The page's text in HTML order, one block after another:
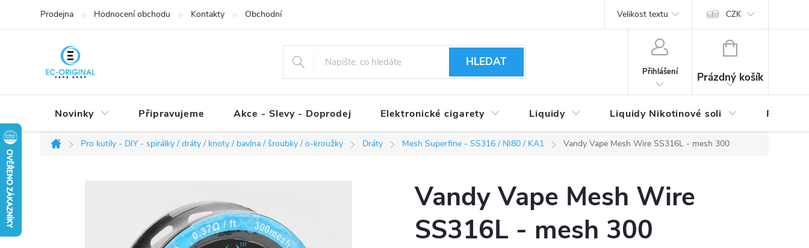
Prodejna Hodnocení obchodu Kontakty Obchodní podmínky Reklamační řád Vrácení zboží a reklamace
Velikost textu CZK
HLEDAT
Přihlášení
NÁKUPNÍ
Prázdný košík
Novinky Připravujeme Akce - Slevy - Doprodej Elektronické cigarety Liquidy Liquidy Nikotinové soli
Domů
Pro kutily - DIY - spirálky / dráty / knoty / bavlna / šroubky / o-kroužky Dráty Mesh Superfine - SS316 / NI80 / KA1 Vandy Vape Mesh Wire SS316L - mesh 300
Vandy Vape Mesh Wire
SS316L - mesh 300